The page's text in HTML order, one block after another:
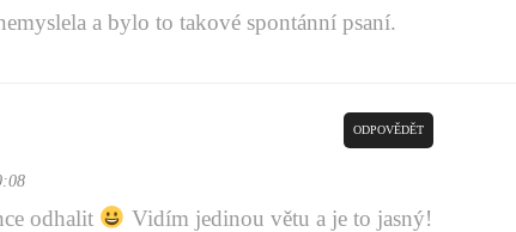
a bylo to takové spontánní psaní.
ODPOVĚDĚT
odhalit Vidím jedinou větu a je to jasný!